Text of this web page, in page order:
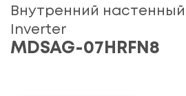
Внутренний настенный
Inverter
MDSAG-07HRFN8